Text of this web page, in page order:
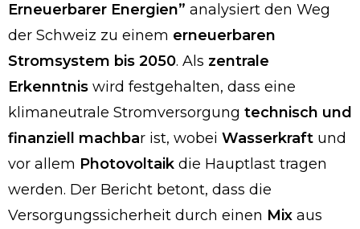
Erneuerbarer Energien” analysiert den Weg
der Schweiz zu einem erneuerbaren
Stromsystem bis 2050. Als zentrale
Erkenntnis wird festgehalten, dass eine
klimaneutrale Stromversorgung technisch und
finanziell machbar ist, wobei Wasserkraft und
vor allem Photovoltaik die Hauptlast tragen
werden. Der Bericht betont, dass die
Versorgungssicherheit durch einen Mix aus